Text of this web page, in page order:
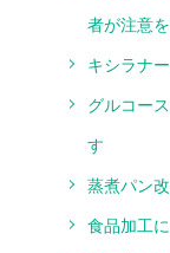
者が注意
キシラナ
グルコー
す
蒸煮パン
食品加工